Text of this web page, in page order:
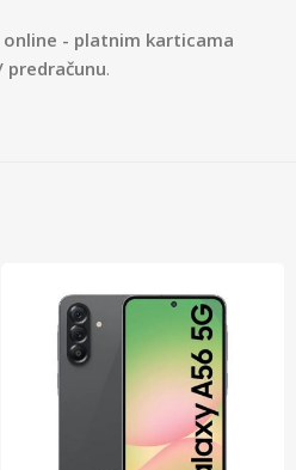
- platnim karticama
predračunu.